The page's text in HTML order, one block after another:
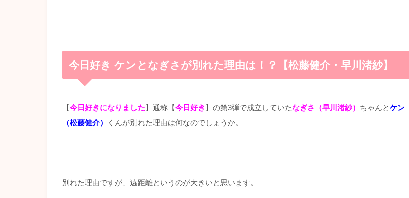
今日好き ケンとなぎさが別れた理由は！？【松藤健介・早川渚紗】
【今日好きになりました】通称【今日好き 】の第3弾で成立していたなぎさ（早川渚紗） ちゃんとケン
（松藤健介）
くんが別れた理由は何なのでしょうか。
別れた理由ですが、遠距離というのが大きいと思います。